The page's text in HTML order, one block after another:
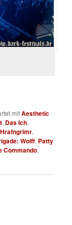
mitAesthetic
, Das Ich,
Hrafngrimr,
Wolff, Patty
Commando,